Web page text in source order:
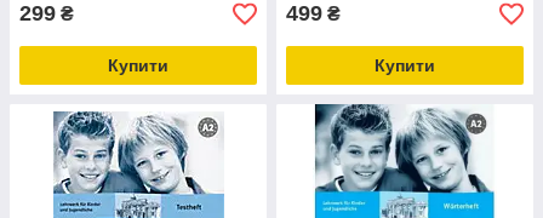
299 ₴
Купити
499 ₴
Купити